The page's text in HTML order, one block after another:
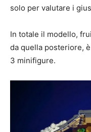
solo per valutare i
In totale il modello,
da quella posteriore,
3 minifigure.